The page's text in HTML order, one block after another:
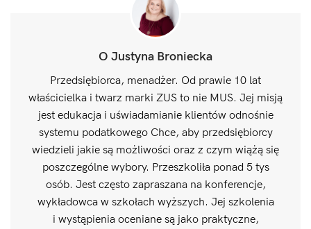
O Justyna Broniecka
Przedsiębiorca, menadżer. Od prawie 10 lat
właścicielka i twarz marki ZUS to nie MUS. Jej misją
jest edukacja i uświadamianie klientów odnośnie
systemu podatkowego Chce, aby przedsiębiorcy
wiedzieli jakie są możliwości oraz z czym wiążą się
poszczególne wybory. Przeszkoliła ponad 5 tys
osób. Jest często zapraszana na konferencje,
wykładowca w szkołach wyższych. Jej szkolenia
i wystąpienia oceniane są jako praktyczne,